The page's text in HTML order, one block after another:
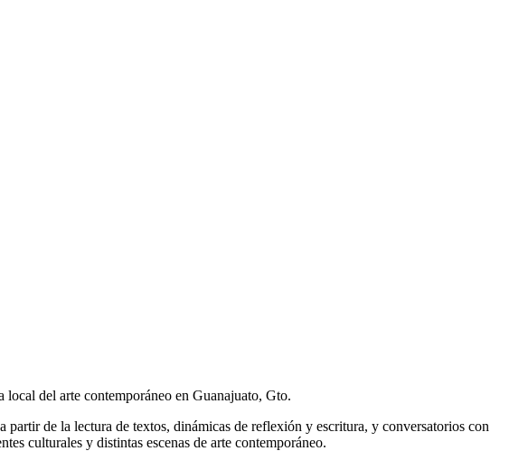
del arte contemporáneo en Guanajuato, Gto.
de la lectura de textos, dinámicas de reflexión y escritura, y conversatorios con
culturales y distintas escenas de arte contemporáneo.